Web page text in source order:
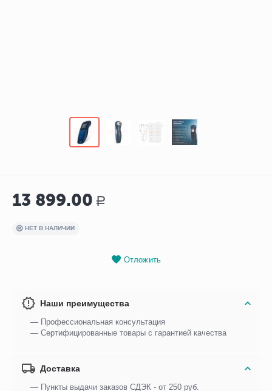
13 899.00 Р
НЕТ В НАЛИЧИИ
Отложить
Наши преимущества
— Профессиональная консультация
— Сертифицированные товары с гарантией качества
Доставка
— Пункты выдачи заказов СДЭК - от 250 руб.